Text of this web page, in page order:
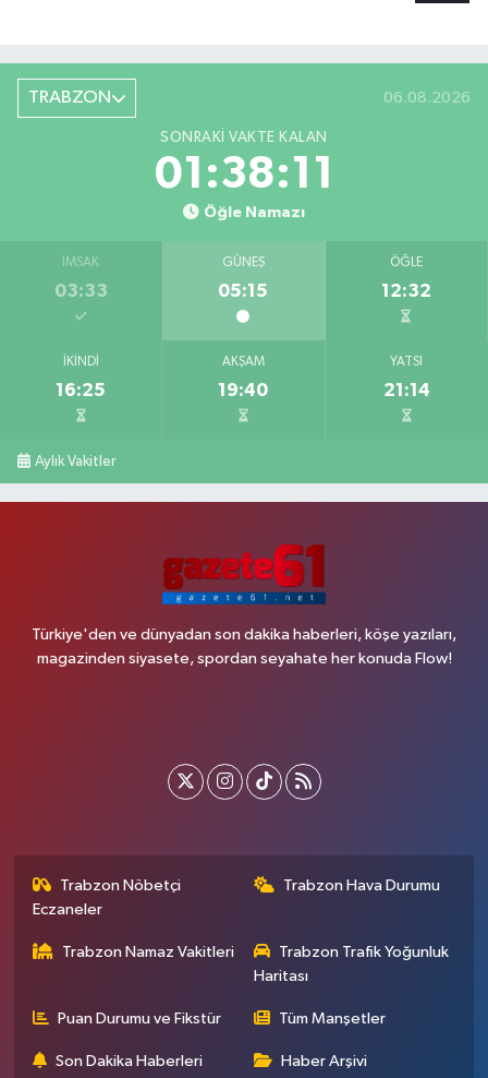
TRABZON 06.08.2026
SONRAKI VAKTE KALAN
01:38:10
Öğle Namazı
İMSAK
03:33
GÜNEŞ
05:15
ÖĞLE
12:32
İKINDI
16:25
AKŞAM
19:40
YATSI
21:14
Aylık Vakitler
Türkiye'den ve dünyadan son dakika haberleri, köşe yazıları,
magazinden siyasete, spordan seyahate her konuda Flow!
Trabzon Nöbetçi
Eczaneler
Trabzon Hava Durumu
Trabzon Namaz Vakitleri
Trabzon Trafik Yoğunluk
Haritası
Puan Durumu ve Fikstür Tüm Manşetler
Son Dakika Haberleri Haber Arşivi